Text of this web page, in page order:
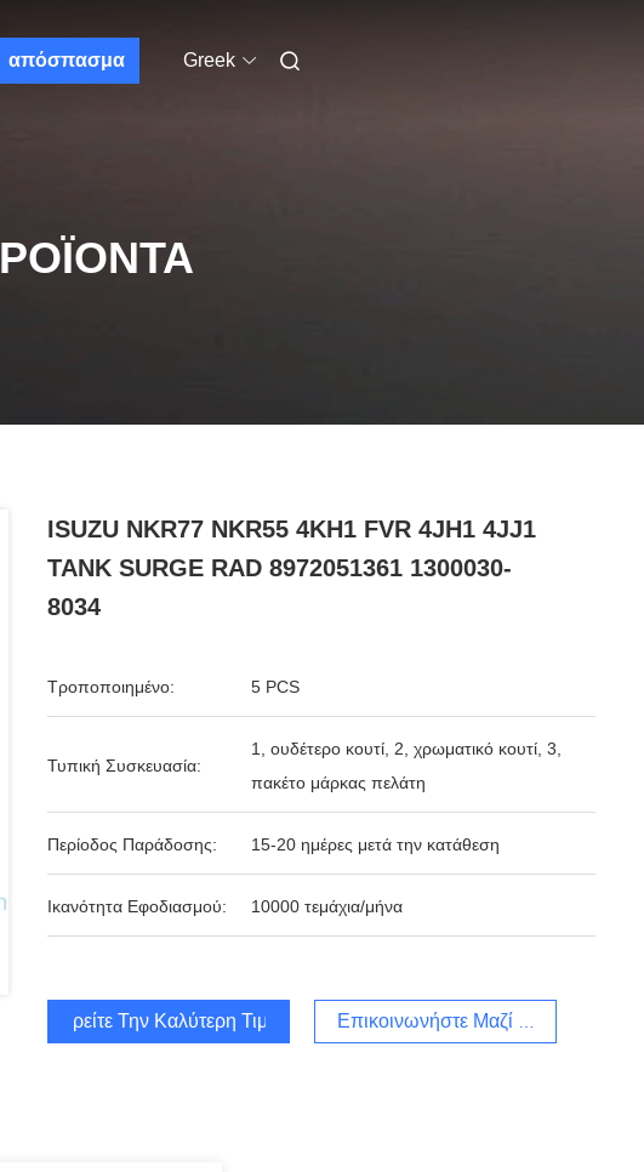
απόσπασμα Greek
ISUZU NKR77 NKR55 4KH1 FVR 4JH1 4JJ1
TANK SURGE RAD 8972051361 1300030-
8034
Τροποποιημένο: 5 PCS
Τυπική Συσκευασία:
1, ουδέτερο κουτί, 2, χρωματικό κουτί, 3,
πακέτο μάρκας πελάτη
Περίοδος Παράδοσης: 15-20 ημέρες μετά την κατάθεση
Ικανότητα Εφοδιασμού: 10000 τεμάχια/μήνα
Βρείτε Την Καλύτερη Τιμή Επικοινωνήστε Μαζί Μας